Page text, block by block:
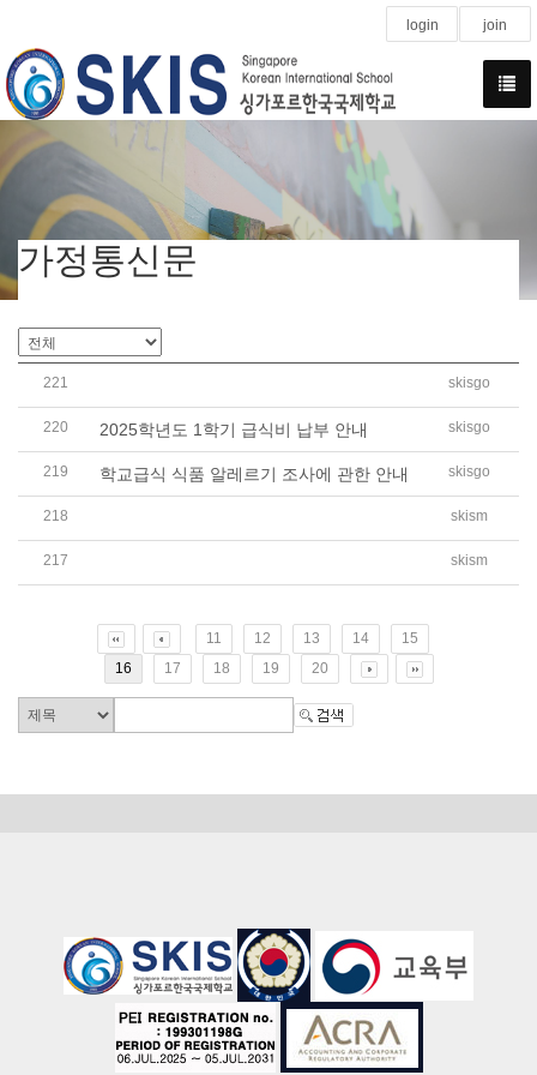
login join
가정통신문
221 skisgo
220 2025학년도 1학기 급식비 납부 안내 skisgo
219 학교급식 식품 알레르기 조사에 관한 안내 skisgo
218 skism
217 2025학년도 1학기 Advanced STEM Program 안내
skism
11 12 13 14
15
16
17 18 19 20